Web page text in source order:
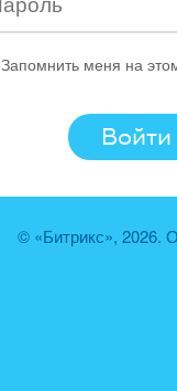
Запомнить меня на
© «Битрикс», 2026.